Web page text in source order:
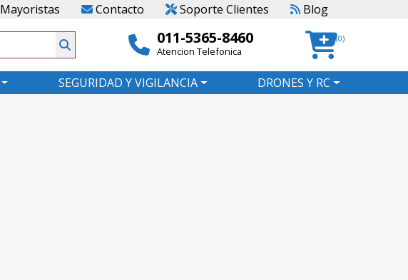
Mayoristas Contacto Soporte Clientes Blog
011-5365-8460
Atencion Telefonica
(0)
SEGURIDAD Y VIGILANCIA DRONES Y RC